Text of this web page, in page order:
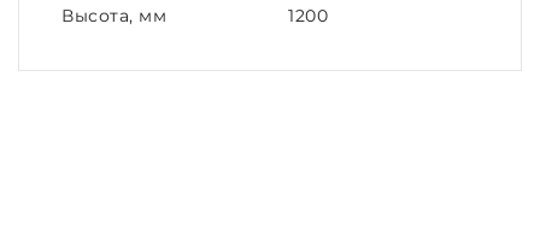
Высота, мм 1200